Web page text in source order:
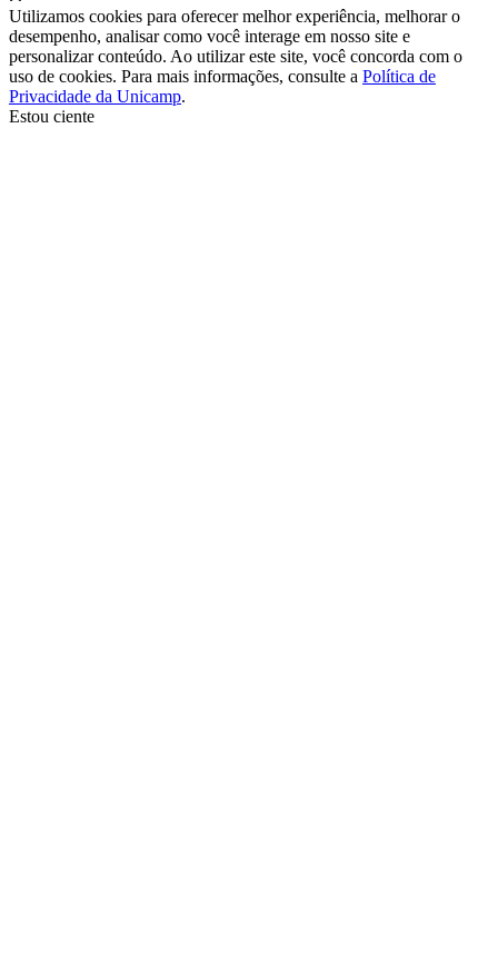
Utilizamos cookies para oferecer melhor experiência, melhorar o
desempenho, analisar como você interage em nosso site e
personalizar conteúdo. Ao utilizar este site, você concorda com o
uso de cookies. Para mais informações, consulte a Política de
Privacidade da Unicamp.
Estou ciente